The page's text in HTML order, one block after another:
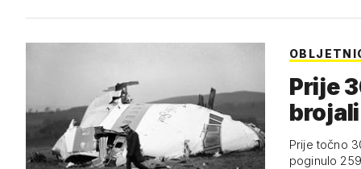
Prije
Prije točno
poginulo